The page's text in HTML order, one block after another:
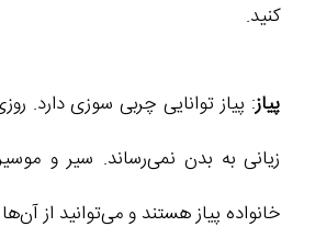
کنید.
پیاز: پیاز توانایی چربی سوزی دارد.
زیانی به بدن نمی‌رساند. سیر و
خانواده پیاز هستند و می‌توانید از